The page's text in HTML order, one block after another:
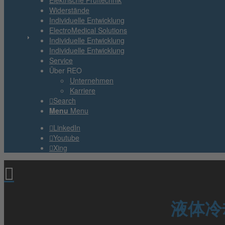
Widerstände
Individuelle Entwicklung
ElectroMedical Solutions
Individuelle Entwicklung
Individuelle Entwicklung
Service
Über REO
Unternehmen
Karriere
Search
Menu Menu
LinkedIn
Youtube
Xing
液体